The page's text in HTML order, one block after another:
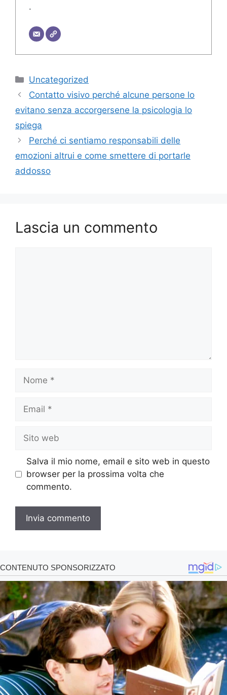
.
Categorie
Uncategorized
Contatto visivo perché alcune persone lo
evitano senza accorgersene la psicologia lo
spiega
Perché ci sentiamo responsabili delle
emozioni altrui e come smettere di portarle
addosso
Lascia un commento
Nome
Email
Sito
web
Salva il mio nome, email e sito web in questo
browser per la prossima volta che
commento.